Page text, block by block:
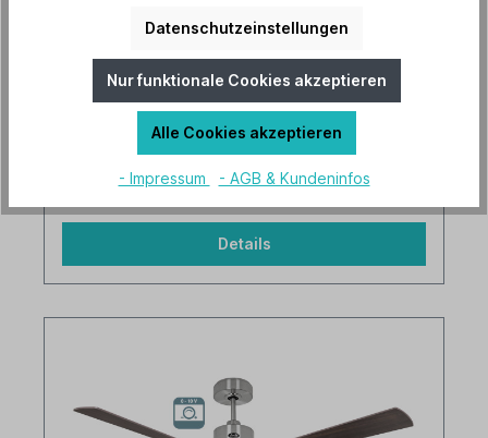
Artikel-Nr.: 9213621
430,00 €*
Details
Datenschutzeinstellungen
Nur funktionale Cookies akzeptieren
Alle Cookies akzeptieren
- Impressum - AGB & Kundeninfos